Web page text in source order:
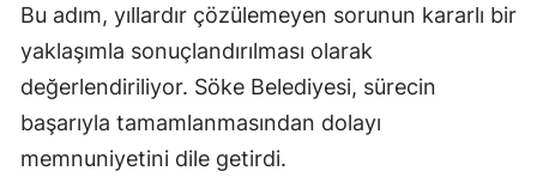
Bu adım, yıllardır çözülemeyen sorunun kararlı bir
yaklaşımla sonuçlandırılması olarak
değerlendiriliyor. Söke Belediyesi, sürecin
başarıyla tamamlanmasından dolayı
memnuniyetini dile getirdi.